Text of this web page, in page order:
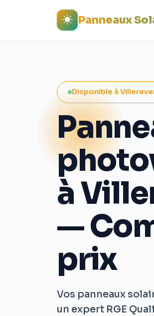
Panneaux
Disponible à
à
—
prix
Vos panneaux
un expert RGE